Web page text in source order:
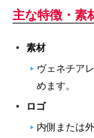
主な特徴・素
素材
ヴェネチア
めます。
ロゴ
内側または